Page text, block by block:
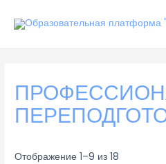
Отображение 1–9 из 18